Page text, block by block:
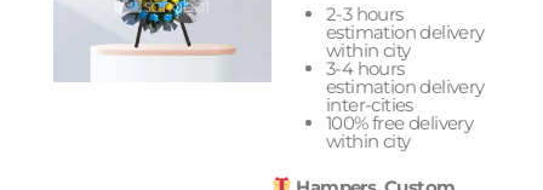
2-3 hours
estimation delivery
within city
3-4 hours
estimation delivery
inter-cities
100% free delivery
within city